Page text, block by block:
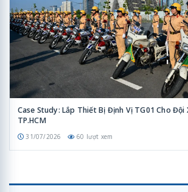
Case Study: Lắp Thiết Bị Định Vị TG01 Cho Đội
TP.HCM
31/07/2026 60 lượt xem